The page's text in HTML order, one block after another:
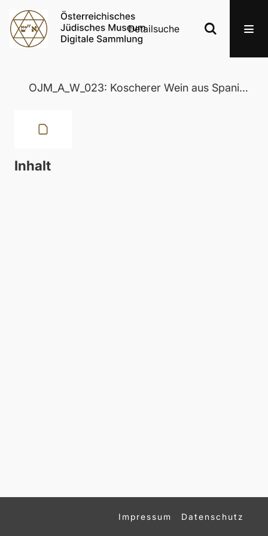
Detailsuche
OJM_A_W_023: Koscherer Wein aus Spanien
Inhalt
Impressum Datenschutz